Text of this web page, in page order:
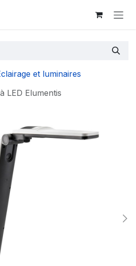
et luminaires
LED Elumentis